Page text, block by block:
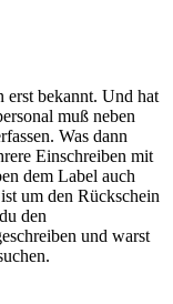
erst bekannt. Und hat
muß neben
Was dann
Einschreiben mit
dem Label auch
um den Rückschein
den
und warst